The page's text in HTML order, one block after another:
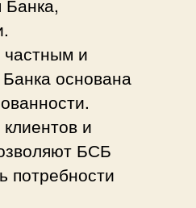
частным и
основана
и
БСБ
потребности